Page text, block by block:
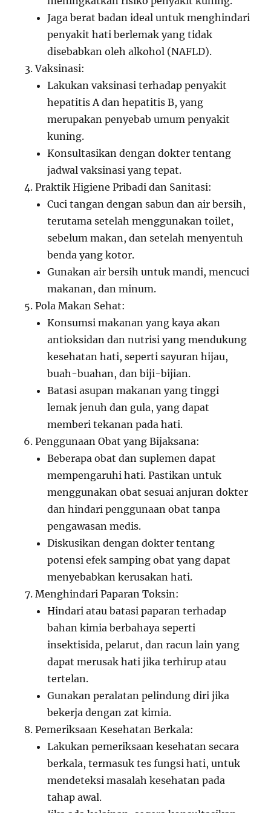
Jaga berat badan ideal untuk menghindari
penyakit hati berlemak yang tidak
disebabkan oleh alkohol (NAFLD).
Vaksinasi:
Lakukan vaksinasi terhadap penyakit
hepatitis A dan hepatitis B, yang
merupakan penyebab umum penyakit
kuning.
Konsultasikan dengan dokter tentang
jadwal vaksinasi yang tepat.
Praktik Higiene Pribadi dan Sanitasi:
Cuci tangan dengan sabun dan air bersih,
terutama setelah menggunakan toilet,
sebelum makan, dan setelah menyentuh
benda yang kotor.
Gunakan air bersih untuk mandi, mencuci
makanan, dan minum.
Pola Makan Sehat:
Konsumsi makanan yang kaya akan
antioksidan dan nutrisi yang mendukung
kesehatan hati, seperti sayuran hijau,
buah-buahan, dan biji-bijian.
Batasi asupan makanan yang tinggi
lemak jenuh dan gula, yang dapat
memberi tekanan pada hati.
Penggunaan Obat yang Bijaksana:
Beberapa obat dan suplemen dapat
mempengaruhi hati. Pastikan untuk
menggunakan obat sesuai anjuran dokter
dan hindari penggunaan obat tanpa
pengawasan medis.
Diskusikan dengan dokter tentang
potensi efek samping obat yang dapat
menyebabkan kerusakan hati.
Menghindari Paparan Toksin:
Hindari atau batasi paparan terhadap
bahan kimia berbahaya seperti
insektisida, pelarut, dan racun lain yang
dapat merusak hati jika terhirup atau
tertelan.
Gunakan peralatan pelindung diri jika
bekerja dengan zat kimia.
Pemeriksaan Kesehatan Berkala:
Lakukan pemeriksaan kesehatan secara
berkala, termasuk tes fungsi hati, untuk
mendeteksi masalah kesehatan pada
tahap awal.